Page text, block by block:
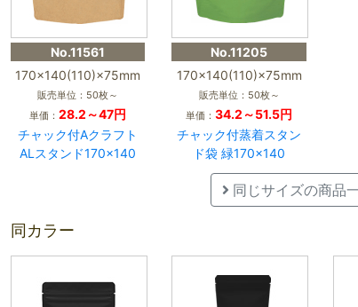
No.11561
170×140(110)×75mm
販売単位：50枚～
単価： 28.2～47円
チャック付Aクラフト
ALスタンド170×140
No.11205
170×140(110)×75mm
販売単位：50枚～
単価：34.2～51.5円
チャック付蒸着スタン
ド袋 緑170×140
同じサイズの商品
同カラー